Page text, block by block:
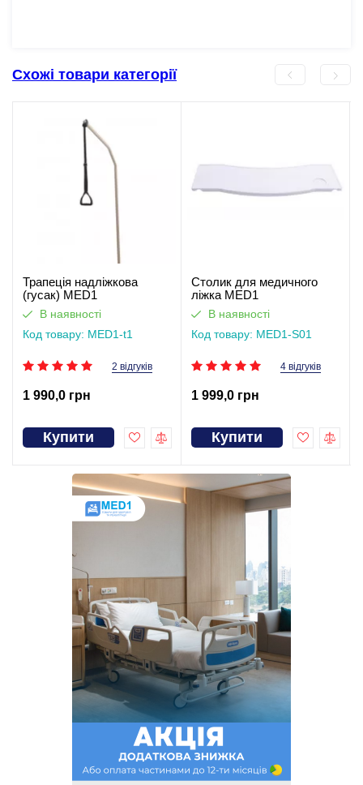
Схожі товари категорії
Трапеція надліжкова
(гусак) MED1
В наявності
Код товару: MED1-t1
2 відгуків
1 990,0 грн
Купити
Столик для медичного
ліжка MED1
В наявності
Код товару: MED1-S01
4 відгуків
1 999,0 грн
Купити